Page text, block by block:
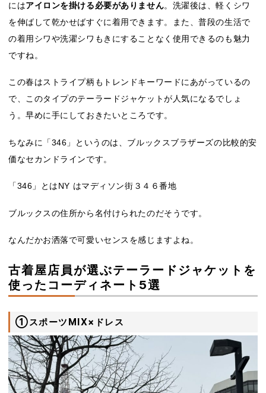
にはアイロンを掛ける必要がありません。洗濯後は、軽くシワ
を伸ばして乾かせばすぐに着用できます。また、普段の生活で
の着用シワや洗濯シワもきにすることなく使用できるのも魅力
ですね。
この春はストライプ柄もトレンドキーワードにあがっているの
で、このタイプのテーラードジャケットが人気になるでしょ
う。早めに手にしておきたいところです。
ちなみに「346」というのは、ブルックスブラザーズの比較的安
価なセカンドラインです。
「346」とはNY はマディソン街３４６番地
ブルックスの住所から名付けられたのだそうです。
なんだかお洒落で可愛いセンスを感じますよね。
古着屋店員が選ぶテーラードジャケットを
使ったコーディネート5選
①スポーツMIX×ドレス